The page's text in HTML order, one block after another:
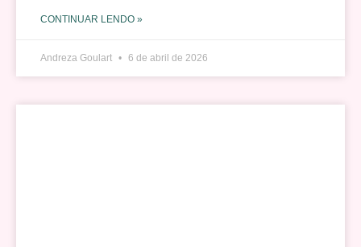
CONTINUAR LENDO »
Andreza Goulart 6 de abril de 2026